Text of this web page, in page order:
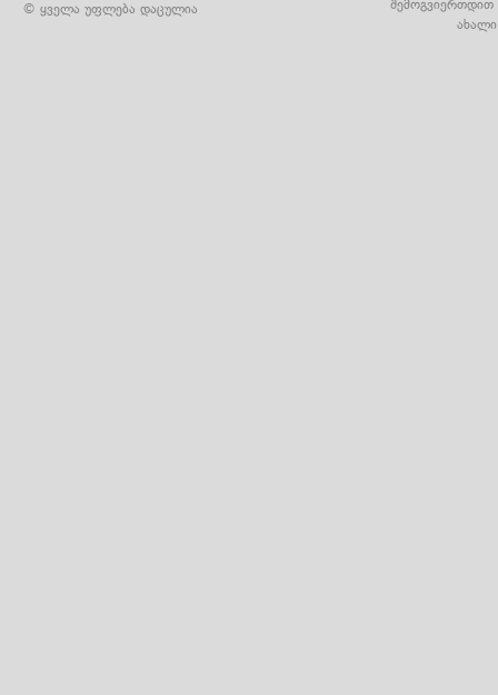
© ყველა უფლება დაცულია
შემოგვიერთდით
ახალი